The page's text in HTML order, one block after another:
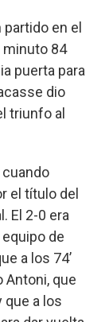
partido en el
minuto 84
puerta para
dio
triunfo al
el título del
El 2-0 era
equipo de
a los 74’
Antoni, que
que a los